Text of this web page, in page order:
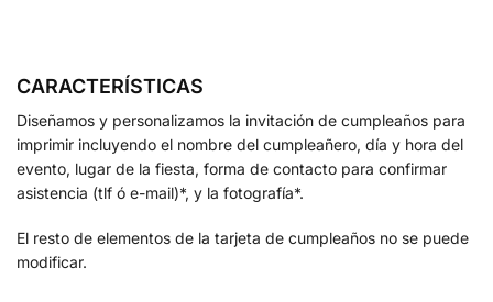
CARACTERÍSTICAS
Diseñamos y personalizamos la invitación de cumpleaños para
imprimir incluyendo el nombre del cumpleañero, día y hora del
evento, lugar de la fiesta, forma de contacto para confirmar
asistencia (tlf ó e-mail)*, y la fotografía*.
El resto de elementos de la tarjeta de cumpleaños no se puede
modificar.